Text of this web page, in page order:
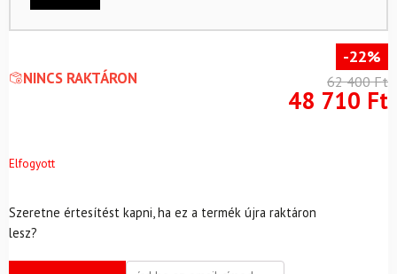
NINCS RAKTÁRON
-22%
62 400Ft
48 710 Ft
Elfogyott
Szeretne értesítést kapni, ha ez a termék újra raktáron
lesz?